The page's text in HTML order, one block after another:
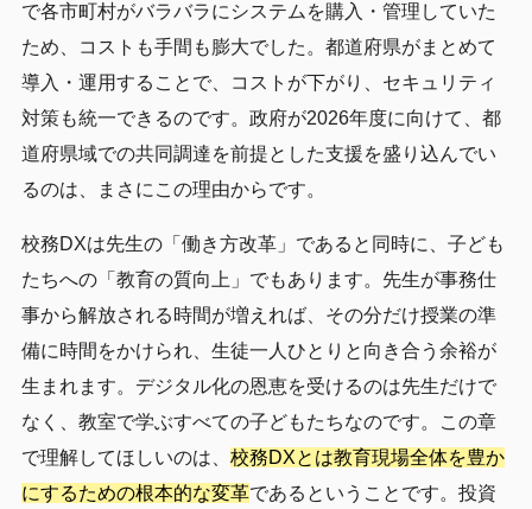
で各市町村がバラバラにシステムを購入・管理していた
ため、コストも手間も膨大でした。都道府県がまとめて
導入・運用することで、コストが下がり、セキュリティ
対策も統一できるのです。政府が2026年度に向けて、都
道府県域での共同調達を前提とした支援を盛り込んでい
るのは、まさにこの理由からです。
校務DXは先生の「働き方改革」であると同時に、子ども
たちへの「教育の質向上」でもあります。先生が事務仕
事から解放される時間が増えれば、その分だけ授業の準
備に時間をかけられ、生徒一人ひとりと向き合う余裕が
生まれます。デジタル化の恩恵を受けるのは先生だけで
なく、教室で学ぶすべての子どもたちなのです。この章
で理解してほしいのは、 校務DXとは教育現場全体を豊か
にするための根本的な変革であるということです。投資